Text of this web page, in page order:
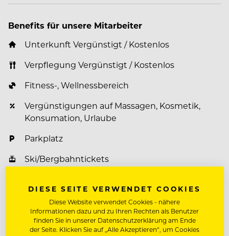
Benefits für unsere Mitarbeiter
Unterkunft Vergünstigt / Kostenlos
Verpflegung Vergünstigt / Kostenlos
Fitness-, Wellnessbereich
Vergünstigungen auf Massagen, Kosmetik,
Konsumation, Urlaube
Parkplatz
Ski/Bergbahntickets
Mitarbeiterevents
Weiterbildungsprogramm
DIESE SEITE VERWENDET COOKIES
Diese Website verwendet Cookies - nähere
Informationen dazu und zu Ihren Rechten als Benutzer
finden Sie in unserer Datenschutzerklärung am Ende
der Seite. Klicken Sie auf „Alle Akzeptieren“, um Cookies